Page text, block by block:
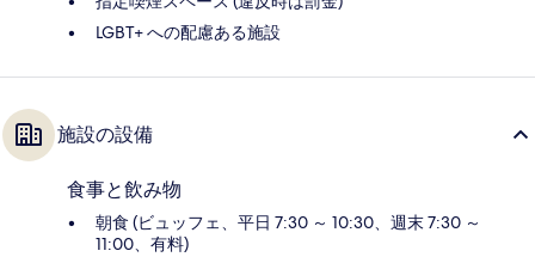
LGBT+ への配慮ある施設
施設の設備
食事と飲み物
朝食 (ビュッフェ、平日 7:30 ～ 10:30、週末 7:30 ～
11:00、有料)